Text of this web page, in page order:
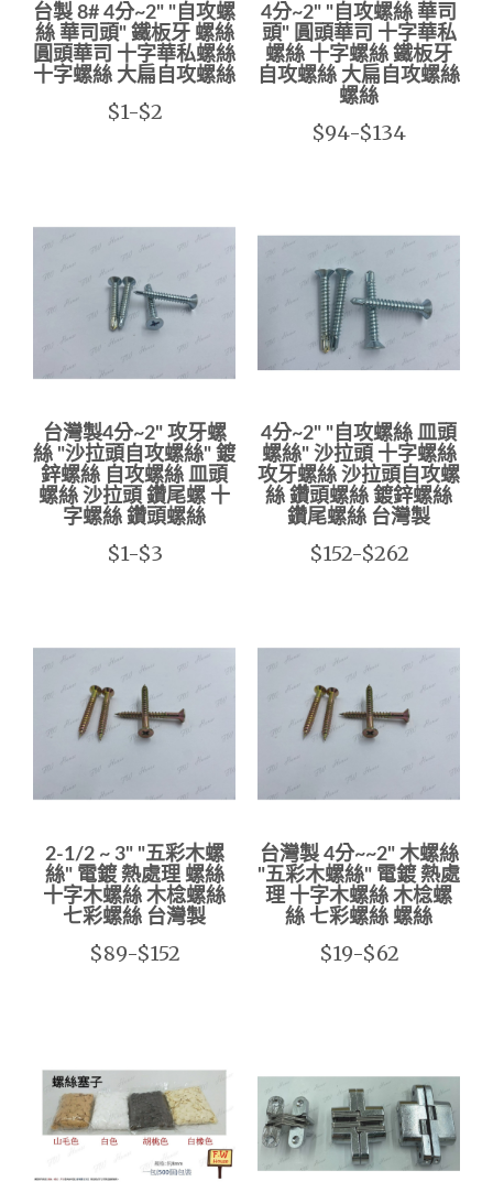
台製 8# 4分~2" "自攻螺
絲 華司頭" 鐵板牙 螺絲
圓頭華司 十字華私螺絲
十字螺絲 大扁自攻螺絲
$1-$2
4分~2" "自攻螺絲 華司
頭" 圓頭華司 十字華私
螺絲 十字螺絲 鐵板牙
自攻螺絲 大扁自攻螺絲
螺絲
$94-$134
台灣製4分~2" 攻牙螺
絲 "沙拉頭自攻螺絲" 鍍
鋅螺絲 自攻螺絲 皿頭
螺絲 沙拉頭 鑽尾螺 十
字螺絲 鑽頭螺絲
$1-$3
4分~2" "自攻螺絲 皿頭
螺絲" 沙拉頭 十字螺絲
攻牙螺絲 沙拉頭自攻螺
絲 鑽頭螺絲 鍍鋅螺絲
鑽尾螺絲 台灣製
$152-$262
2-1/2 ~ 3" "五彩木螺
絲" 電鍍 熱處理 螺絲
十字木螺絲 木棯螺絲
七彩螺絲 台灣製
$89-$152
台灣製 4分~~2" 木螺絲
"五彩木螺絲" 電鍍 熱處
理 十字木螺絲 木棯螺
絲 七彩螺絲 螺絲
$19-$62